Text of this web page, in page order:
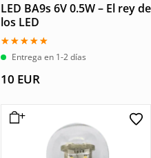
LED BA9s 6V 0.5W – El rey de
los LED
Valorado
con
de 5
Entrega en 1-2 días
10 EUR